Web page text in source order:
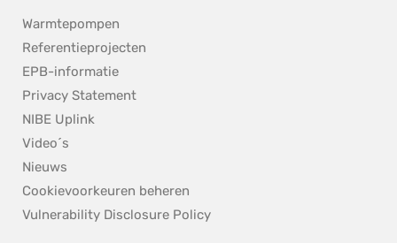
Warmtepompen
Referentieprojecten
EPB-informatie
Privacy Statement
NIBE Uplink
Video´s
Nieuws
Cookievoorkeuren beheren
Vulnerability Disclosure Policypdf, 153.9 kB.